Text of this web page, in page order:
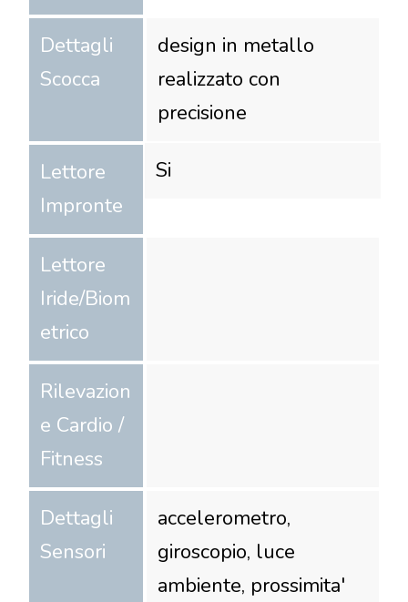
Dettagli
Scocca
design in metallo
realizzato con
precisione
Lettore
Impronte
Si
Lettore
Iride/Biom
etrico
Rilevazion
e Cardio /
Fitness
Dettagli
Sensori
accelerometro,
giroscopio, luce
ambiente, prossimita'